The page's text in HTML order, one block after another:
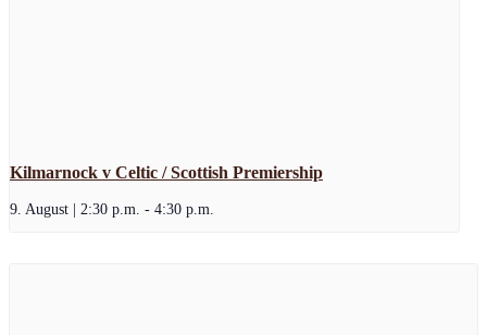
Kilmarnock v Celtic / Scottish Premiership
9. August | 2:30 p.m. - 4:30 p.m.